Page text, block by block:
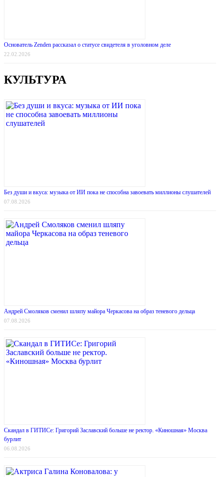
Основатель Zenden рассказал о статусе свидетеля в уголовном деле
22.02.2026
КУЛЬТУРА
Без души и вкуса: музыка от ИИ пока не способна завоевать миллионы слушателей
07.08.2026
Андрей Смоляков сменил шляпу майора Черкасова на образ теневого дельца
07.08.2026
Скандал в ГИТИСе: Григорий Заславский больше не ректор. «Киношная» Москва
бурлит
06.08.2026